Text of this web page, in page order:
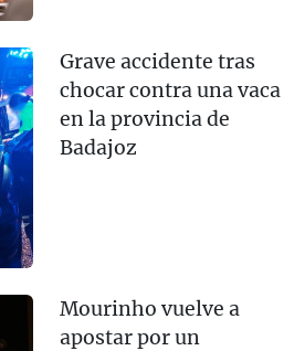
Grave accidente tras
chocar contra una vaca
en la provincia de
Badajoz
Mourinho vuelve a
apostar por un